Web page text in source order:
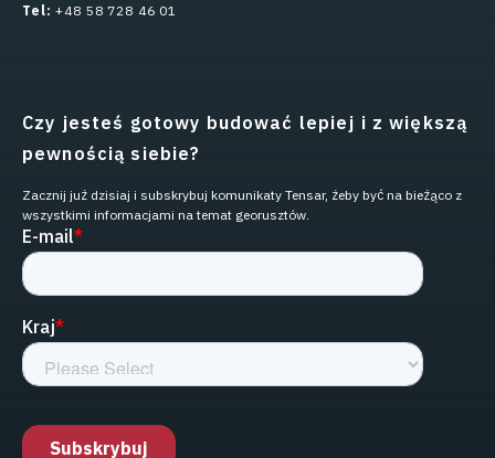
Tel:+48 58 728 46 01
Czy jesteś gotowy budować lepiej i z większą
pewnością siebie?
Zacznij już dzisiaj i subskrybuj komunikaty Tensar, żeby być na bieżąco z
wszystkimi informacjami na temat georusztów.